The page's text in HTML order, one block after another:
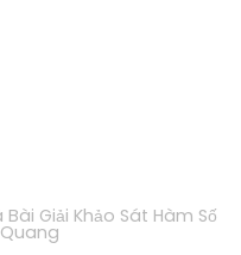
Giải Khảo Sát Hàm Số